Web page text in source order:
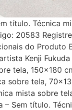
título. Técnica
20583
do Produto
Kenji
tela, 150×180
sobre tela,
mista sobre
– Sem título.